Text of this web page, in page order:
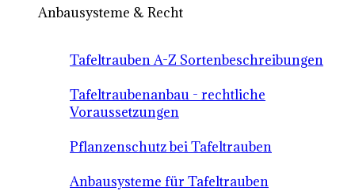
Anbausysteme & Recht
Tafeltrauben A-Z Sortenbeschreibungen
Tafeltraubenanbau - rechtliche
Voraussetzungen
Pflanzenschutz bei Tafeltrauben
Anbausysteme für Tafeltrauben